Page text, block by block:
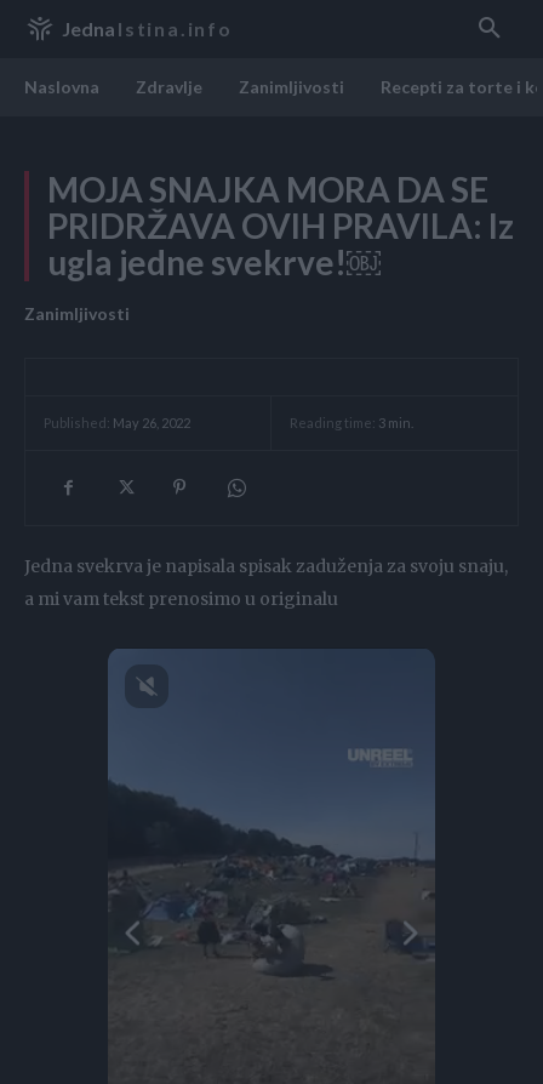
Jedna Istina.info
Naslovna Zdravlje Zanimljivosti Recepti za torte i
MOJA SNAJKA MORA DA SE
PRIDRŽAVA OVIH PRAVILA: Iz
ugla jedne svekrve!￼
Zanimljivosti
Published: May 26, 2022 Reading time: 3 min.
Jedna svekrva je napisala spisak zaduženja za svoju snaju,
a mi vam tekst prenosimo u originalu